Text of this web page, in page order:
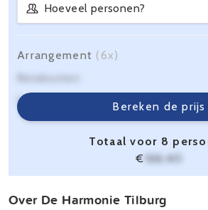
Hoeveel personen?
Bereken de prijs
Arrangement (6x)
Reiskosten
Servicekosten
Totaal voor 8
€ 166,40
Over De Harmonie Tilburg